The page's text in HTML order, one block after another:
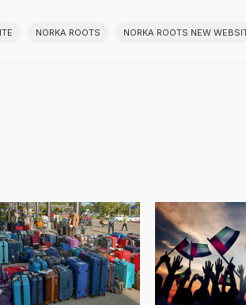
NORKA ROOTS NORKA ROOTS NEW